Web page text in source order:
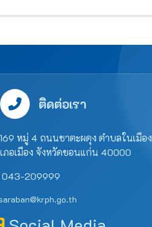
ติดต่อเรา
169 หมู่ 4 ถนนชาตะผดุง ตำบลในเมือง
ภอเมือง จังหวัดขอนแก่น 40000
043-209999